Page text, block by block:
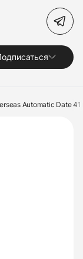
Automatic Date 41